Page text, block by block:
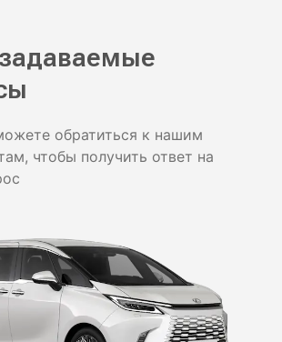
обратиться к нашим
чтобы получить ответ на